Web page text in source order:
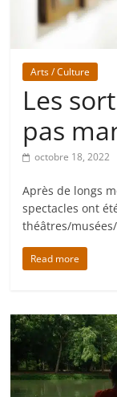
Arts / Culture
Les
pas
octobre 18, 2022
Après de longs
spectacles ont
théâtres/
Read more